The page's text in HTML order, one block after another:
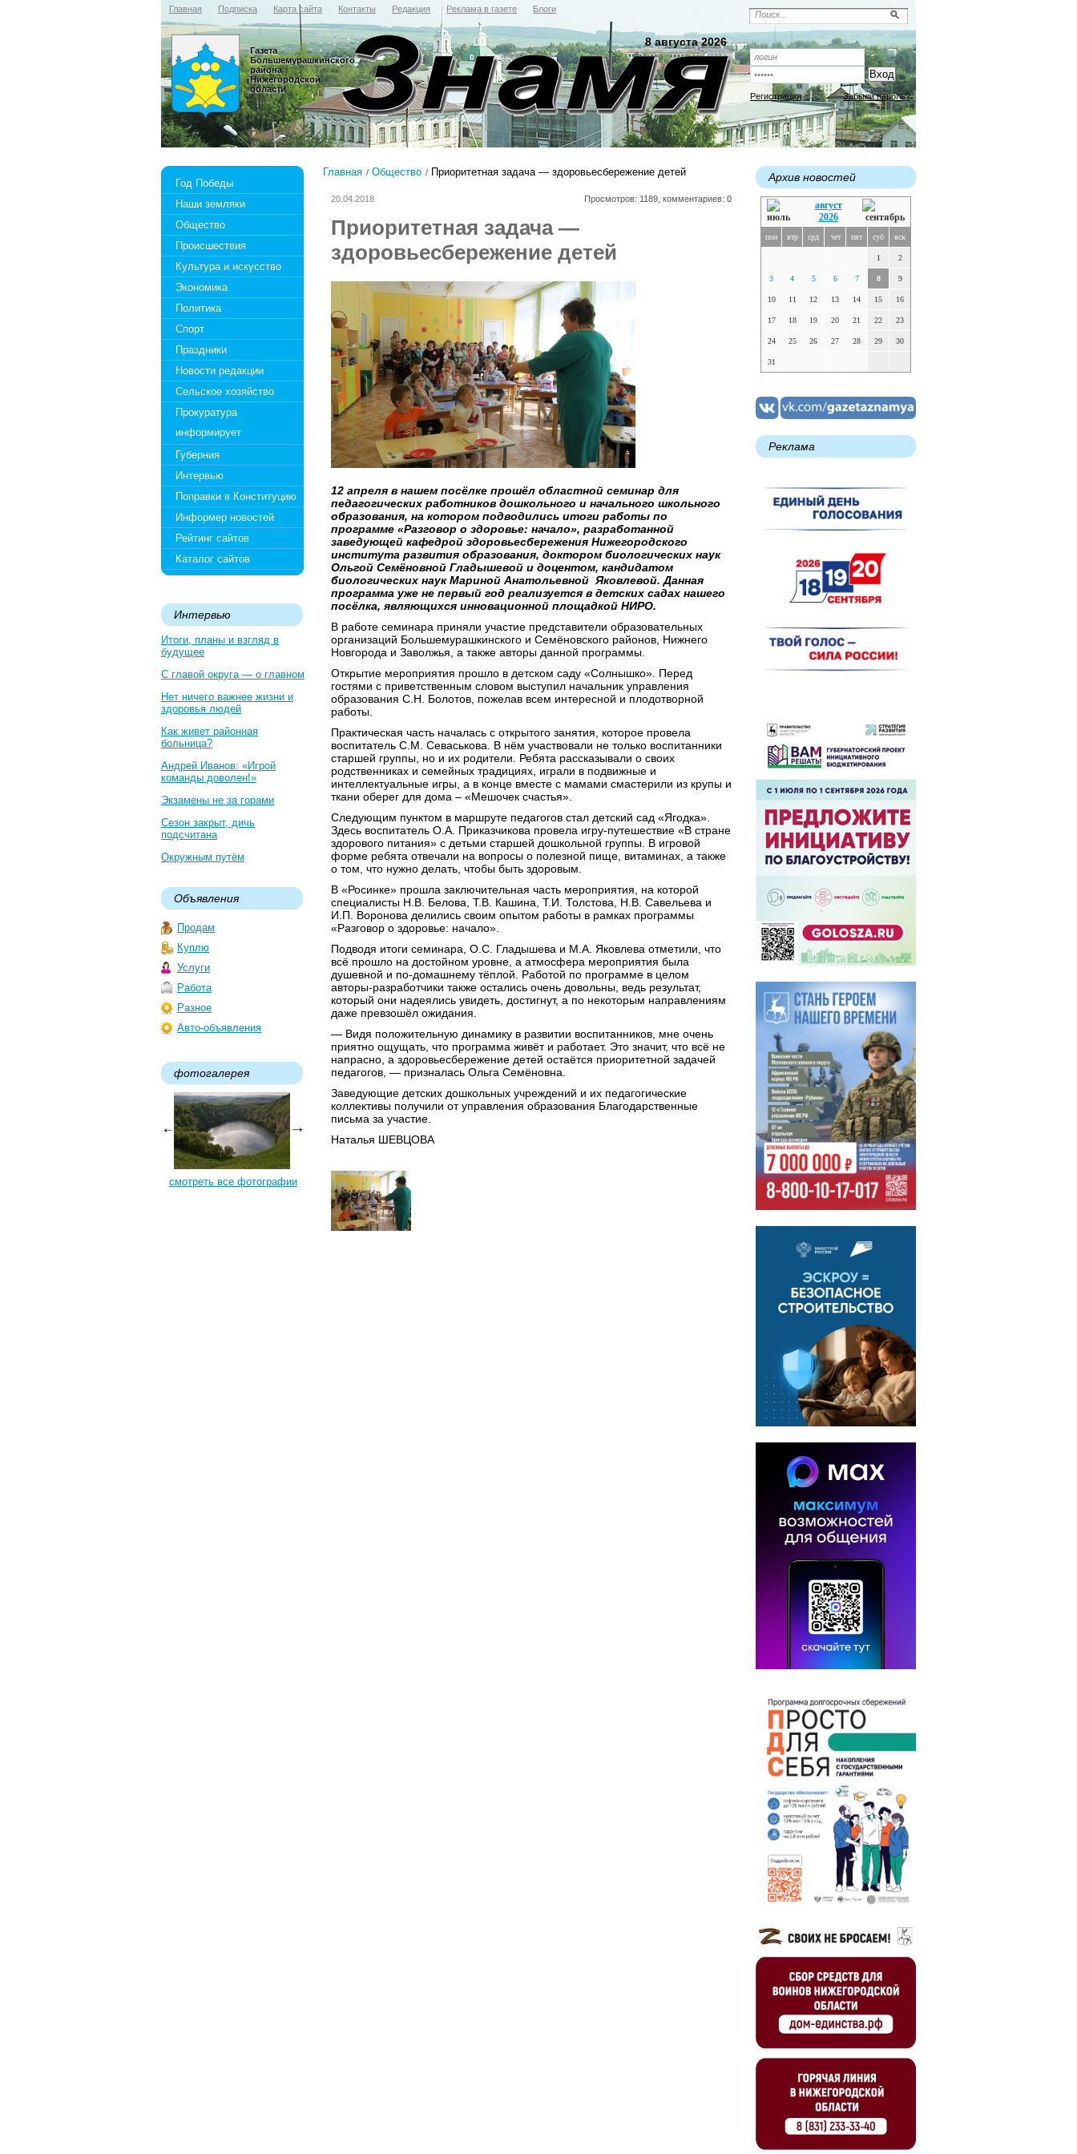
Главная Подписка Карта сайта Контакты Редакция Реклама в газете Блоги
Регистрация Забыли пароль?
8 августа 2026
Газета
Большемурашкинского
района
Нижегородской
области
Год Победы
Наши земляки
Общество
Происшествия
Культура и искусство
Экономика
Политика
Спорт
Праздники
Новости редакции
Сельское хозяйство
Прокуратура
информирует
Губерния
Интервью
Поправки в Конституцию
Информер новостей
Рейтинг сайтов
Каталог сайтов
Интервью
Итоги, планы и взгляд в
будущее
С главой округа — о главном
Нет ничего важнее жизни и
здоровья людей
Как живет районная
больница?
Андрей Иванов: «Игрой
команды доволен!»
Экзамены не за горами
Сезон закрыт, дичь
подсчитана
Окружным путём
Объявления
Продам
Куплю
Услуги
Работа
Разное
Авто-объявления
фотогалерея
смотреть все фотографии
Главная Общество Приоритетная задача — здоровьесбережение детей
20.04.2018 Просмотров: 1189, комментариев: 0
Приоритетная задача —
здоровьесбережение детей
12 апреля в нашем посёлке прошёл областной семинар для
педагогических работников дошкольного и начального школьного
образования, на котором подводились итоги работы по
программе «Разговор о здоровье: начало», разработанной
заведующей кафедрой здоровьесбережения Нижегородского
института развития образования, доктором биологических наук
Ольгой Семёновной Гладышевой и доцентом, кандидатом
биологических наук Мариной Анатольевной Яковлевой. Данная
программа уже не первый год реализуется в детских садах нашего
посёлка, являющихся инновационной площадкой НИРО.
В работе семинара приняли участие представители образовательных
организаций Большемурашкинского и Семёновского районов, Нижнего
Новгорода и Заволжья, а также авторы данной программы.
Открытие мероприятия прошло в детском саду «Солнышко». Перед
гостями с приветственным словом выступил начальник управления
образования С.Н. Болотов, пожелав всем интересной и плодотворной
работы.
Практическая часть началась с открытого занятия, которое провела
воспитатель С.М. Севаськова. В нём участвовали не только воспитанники
старшей группы, но и их родители. Ребята рассказывали о своих
родственниках и семейных традициях, играли в подвижные и
интеллектуальные игры, а в конце вместе с мамами смастерили из крупы и
ткани оберег для дома – «Мешочек счастья».
Следующим пунктом в маршруте педагогов стал детский сад «Ягодка».
Здесь воспитатель О.А. Приказчикова провела игру-путешествие «В стране
здорового питания» с детьми старшей дошкольной группы. В игровой
форме ребята отвечали на вопросы о полезной пище, витаминах, а также
о том, что нужно делать, чтобы быть здоровым.
В «Росинке» прошла заключительная часть мероприятия, на которой
специалисты Н.В. Белова, Т.В. Кашина, Т.И. Толстова, Н.В. Савельева и
И.П. Воронова делились своим опытом работы в рамках программы
«Разговор о здоровье: начало».
Подводя итоги семинара, О.С. Гладышева и М.А. Яковлева отметили, что
всё прошло на достойном уровне, а атмосфера мероприятия была
душевной и по-домашнему тёплой. Работой по программе в целом
авторы-разработчики также остались очень довольны, ведь результат,
который они надеялись увидеть, достигнут, а по некоторым направлениям
даже превзошёл ожидания.
— Видя положительную динамику в развитии воспитанников, мне очень
приятно ощущать, что программа живёт и работает. Это значит, что всё не
напрасно, а здоровьесбережение детей остаётся приоритетной задачей
педагогов, — призналась Ольга Семёновна.
Заведующие детских дошкольных учреждений и их педагогические
коллективы получили от управления образования Благодарственные
письма за участие.
Наталья ШЕВЦОВА
Архив новостей
август
2026
пон втр срд чет пят суб вск
1 2
3 4 5 6 7 8 9
10 11 12 13 14 15 16
17 18 19 20 21 22 23
24 25 26 27 28 29 30
31
Реклама